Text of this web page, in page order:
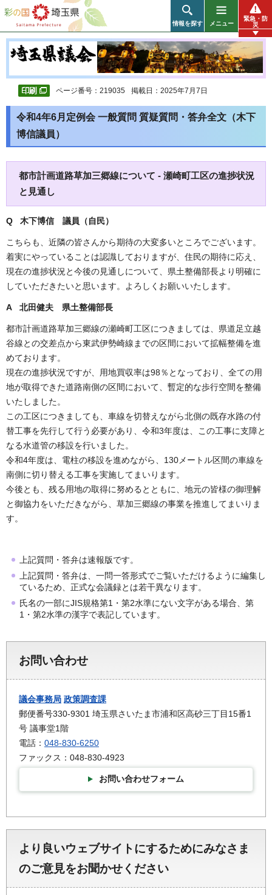
彩の国 埼玉県
情報を探す メニュー
緊急・防
災
ページ番号：219035 掲載日：2025年7月7日
令和4年6月定例会 一般質問 質疑質問・答弁全文（木下
博信議員）
都市計画道路草加三郷線について - 瀬崎町工区の進捗状況
と見通し
Q 木下博信 議員（自民）
こちらも、近隣の皆さんから期待の大変多いところでございます。
着実にやっていることは認識しておりますが、住民の期待に応え、
現在の進捗状況と今後の見通しについて、県土整備部長より明確に
していただきたいと思います。よろしくお願いいたします。
A 北田健夫 県土整備部長
都市計画道路草加三郷線の瀬崎町工区につきましては、県道足立越
谷線との交差点から東武伊勢崎線までの区間において拡幅整備を進
めております。
現在の進捗状況ですが、用地買収率は98％となっており、全ての用
地が取得できた道路南側の区間において、暫定的な歩行空間を整備
いたしました。
この工区につきましても、車線を切替えながら北側の既存水路の付
替工事を先行して行う必要があり、令和3年度は、この工事に支障と
なる水道管の移設を行いました。
令和4年度は、電柱の移設を進めながら、130メートル区間の車線を
南側に切り替える工事を実施してまいります。
今後とも、残る用地の取得に努めるとともに、地元の皆様の御理解
と御協力をいただきながら、草加三郷線の事業を推進してまいりま
す。
上記質問・答弁は速報版です。
上記質問・答弁は、一問一答形式でご覧いただけるように編集し
ているため、正式な会議録とは若干異なります。
氏名の一部にJIS規格第1・第2水準にない文字がある場合、第
1・第2水準の漢字で表記しています。
お問い合わせ
議会事務局 政策調査課
郵便番号330-9301 埼玉県さいたま市浦和区高砂三丁目15番1
号 議事堂1階
電話： 048-830-6250
ファックス：048-830-4923
お問い合わせフォーム
より良いウェブサイトにするためにみなさま
のご意見をお聞かせください